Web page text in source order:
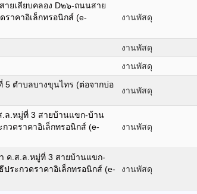
ายเลียบคลอง D๒๖-ถนนสาย
าคาอิเล็กทรอนิกส์ (e-
งานพัสดุ
งานพัสดุ
งานพัสดุ
5 ตำบลบางขุนไทร (ต่อจากบ่อ
งานพัสดุ
.ล.หมู่ที่ 3 สายบ้านแขก-บ้าน
วดราคาอิเล็กทรอนิกส์ (e-
งานพัสดุ
ค.ส.ล.หมู่ที่ 3 สายบ้านแขก-
ระกวดราคาอิเล็กทรอนิกส์ (e-
งานพัสดุ